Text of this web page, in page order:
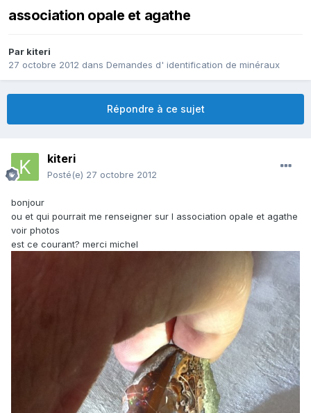
association opale et agathe
Par kiteri
27 octobre 2012 dans Demandes d' identification de minéraux
Répondre à ce sujet
kiteri
Posté(e) 27 octobre 2012
bonjour
ou et qui pourrait me renseigner sur l association opale et agathe
voir photos
est ce courant? merci michel